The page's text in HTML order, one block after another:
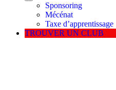
Sponsoring
Mécénat
Taxe d’apprentissage
TROUVER UN CLUB